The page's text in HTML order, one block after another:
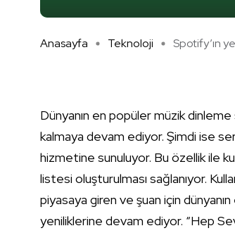
Anasayfa Teknoloji Spotify’ın
Dünyanın en popüler müzik
kalmaya devam ediyor. Şimdi ise
hizmetine sunuluyor. Bu özellik ile
listesi oluşturulması sağlanıyor.
piyasaya giren ve şuan için
yeniliklerine devam ediyor. “Hep